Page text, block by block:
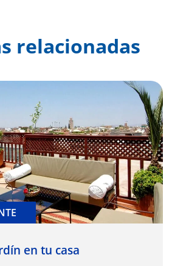
relacionadas
en tu casa